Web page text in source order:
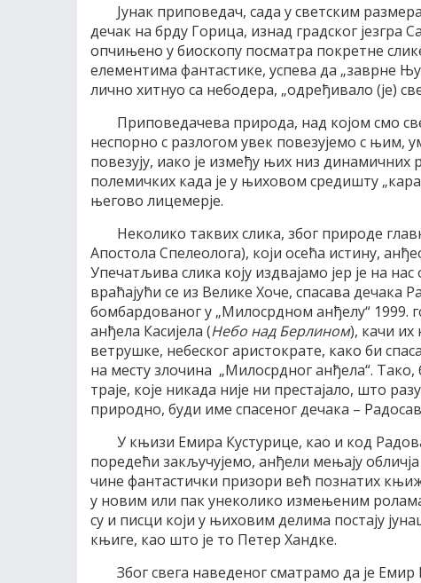
Јунак приповедач, сада у светским
дечак на брду Горица, изнад градског језгра
опчињено у биоскопу посматра покретне
елементима фантастике, успева да „заврне
лично хитнуо са небодера, „одређивало (је)
Приповедачева природа, над којом смо
неспорно с разлогом увек повезујемо с њим,
повезују, иако је између њих низ
полемичких када је у њиховом средишту
његово лицемерје.
Неколико таквих слика, због природе
Апостола Спелеолога), који осећа истину,
Упечатљива слика коју издвајамо јер је на
враћајући се из Велике Хоче, спасава дечака
бомбардованог у „Милосрдном анђелу“ 1999.
анђела Касијела (Небо над Берлином), качи их
ветрушке, небеског аристократе, како би
на месту злочина „Милосрдног анђела“.
траје, које никада није ни престајало, што
природно, буди име спасеног дечака –
У књизи Емира Кустурице, као и код
поредећи закључујемо, анђели мењају
чине фантастички призори већ познатих
у новим или пак унеколико измењеним
су и писци који у њиховим делима постају
књиге, као што је то Петер Хандке.
Због свега наведеног сматрамо да је